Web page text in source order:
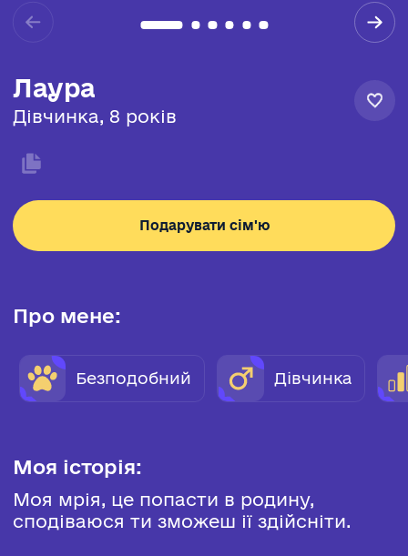
Лаура
Дівчинка, 8 років
Подарувати сім'ю
Про мене:
Безподобний Дівчинка
Моя історія:
Моя мрія, це попасти в родину,
сподіваюся ти зможеш ії здійсніти.